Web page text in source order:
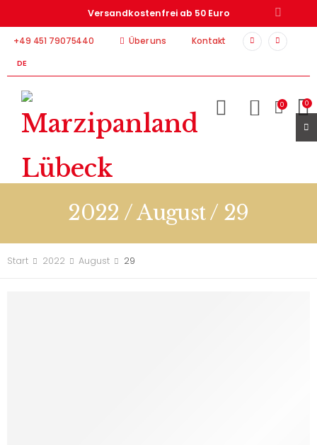
Versandkostenfrei ab 50 Euro
+49 451 79075440 Über uns
Kontakt
DE
0 0
2022 / August / 29
Start 2022 August 29